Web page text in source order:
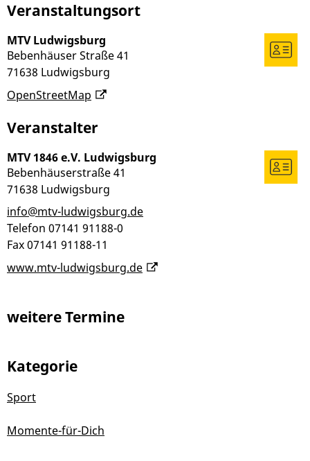
Veranstaltungsort
MTV Ludwigsburg
Bebenhäuser Straße 41
71638 Ludwigsburg
OpenStreetMap
Veranstalter
MTV 1846 e.V. Ludwigsburg
Bebenhäuserstraße 41
71638 Ludwigsburg
info@mtv-ludwigsburg.de
Telefon 07141 91188-0
Fax07141 91188-11
www.mtv-ludwigsburg.de
weitere Termine
Kategorie
Sport
Momente-für-Dich